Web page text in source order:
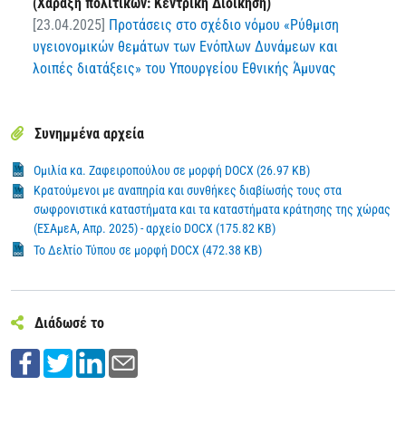
[23.04.2025] Προτάσεις στο σχέδιο νόμου «Ρύθμιση
υγειονομικών θεμάτων των Ενόπλων Δυνάμεων και
λοιπές διατάξεις» του Υπουργείου Εθνικής Άμυνας
Συνημμένα αρχεία
Ομιλία κα. Ζαφειροπούλου σε μορφή DOCX (26.97 KB)
Κρατούμενοι με αναπηρία και συνθήκες διαβίωσής τους στα
σωφρονιστικά καταστήματα και τα καταστήματα κράτησης της χώρας
(ΕΣΑμεΑ, Απρ. 2025) - αρχείο DOCX (175.82 KB)
Το Δελτίο Τύπου σε μορφή DOCX (472.38 KB)
Διάδωσέ το